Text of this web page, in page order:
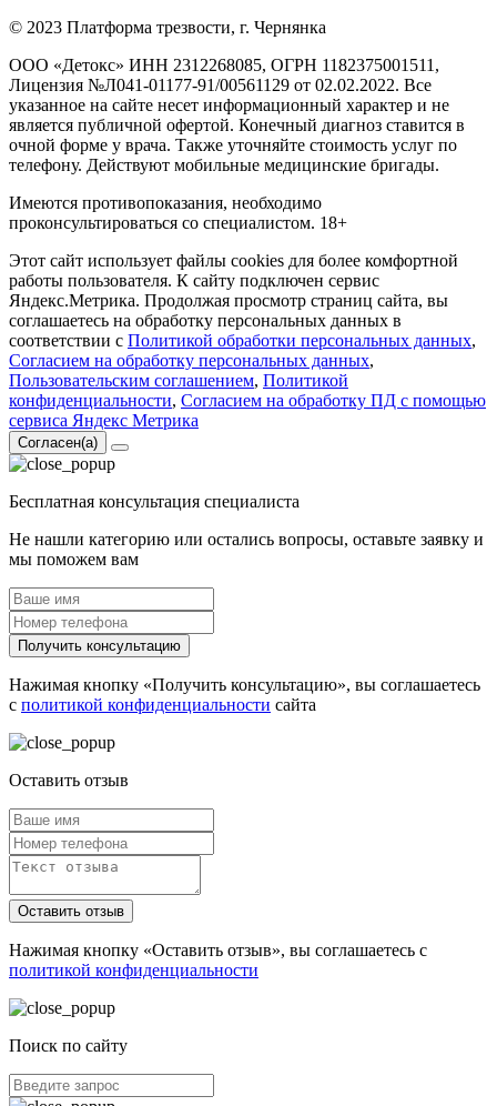
© 2023 Платформа трезвости, г. Чернянка
ООО «Детокс» ИНН 2312268085, ОГРН 1182375001511,
Лицензия №Л041-01177-91/00561129 от 02.02.2022. Все
указанное на сайте несет информационный характер и не
является публичной офертой. Конечный диагноз ставится в
очной форме у врача. Также уточняйте стоимость услуг по
телефону. Действуют мобильные медицинские бригады.
Имеются противопоказания, необходимо
проконсультироваться со специалистом. 18+
Этот сайт использует файлы cookies для более комфортной
работы пользователя. К сайту подключен сервис
Яндекс.Метрика. Продолжая просмотр страниц сайта, вы
соглашаетесь на обработку персональных данных в
соответствии с Политикой обработки персональных данных,
Согласием на обработку персональных данных,
Пользовательским соглашением, Политикой
конфиденциальности, Согласием на обработку ПД с помощью
сервиса Яндекс Метрика
Согласен(а)
Бесплатная консультация специалиста
Не нашли категорию или остались вопросы, оставьте заявку и
мы поможем вам
Получить консультацию
Нажимая кнопку «Получить консультацию», вы соглашаетесь
с политикой конфиденциальности сайта
Оставить отзыв
Оставить отзыв
Нажимая кнопку «Оставить отзыв», вы соглашаетесь с
политикой конфиденциальности
Поиск по сайту